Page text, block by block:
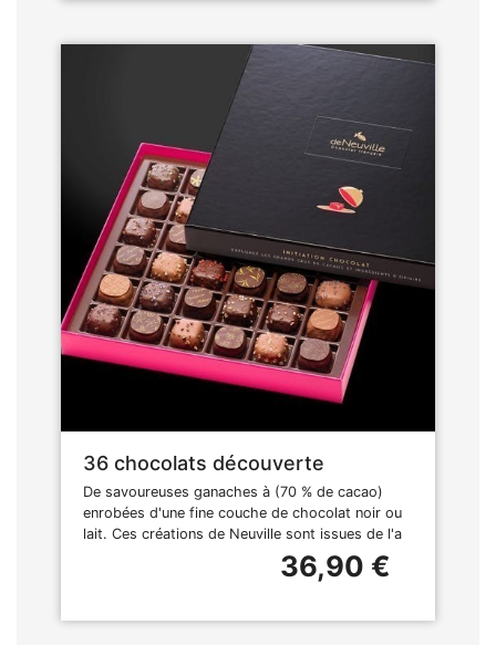
36 chocolats découverte
De savoureuses ganaches à (70 % de cacao)
enrobées d'une fine couche de chocolat noir ou
lait. Ces créations de Neuville sont issues de l'a
36,90 €